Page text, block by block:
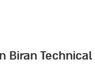
Biran